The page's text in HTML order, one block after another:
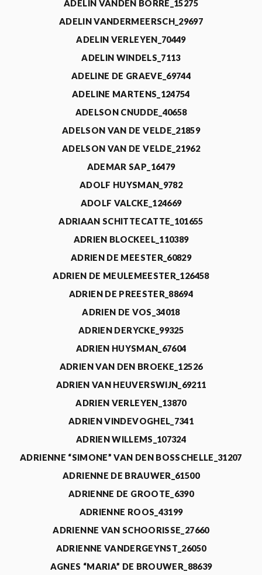
ADELIN VANDEN BORRE_15275
ADELIN VANDERMEERSCH_29697
ADELIN VERLEYEN_70449
ADELIN WINDELS_7113
ADELINE DE GRAEVE_69744
ADELINE MARTENS_124754
ADELSON CNUDDE_40658
ADELSON VAN DE VELDE_21859
ADELSON VAN DE VELDE_21962
ADEMAR SAP_16479
ADOLF HUYSMAN_9782
ADOLF VALCKE_124669
ADRIAAN SCHITTECATTE_101655
ADRIEN BLOCKEEL_110389
ADRIEN DE MEESTER_60829
ADRIEN DE MEULEMEESTER_126458
ADRIEN DE PREESTER_88694
ADRIEN DE VOS_34018
ADRIEN DERYCKE_99325
ADRIEN HUYSMAN_67604
ADRIEN VAN DEN BROEKE_12526
ADRIEN VAN HEUVERSWIJN_69211
ADRIEN VERLEYEN_13870
ADRIEN VINDEVOGHEL_7341
ADRIEN WILLEMS_107324
ADRIENNE “SIMONE” VAN DEN BOSSCHELLE_31207
ADRIENNE DE BRAUWER_61500
ADRIENNE DE GROOTE_6390
ADRIENNE ROOS_43199
ADRIENNE VAN SCHOORISSE_27660
ADRIENNE VANDERGEYNST_26050
AGNES “MARIA” DE BROUWER_88639